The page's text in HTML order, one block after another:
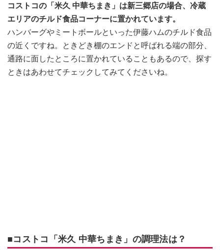
コストコの「米久 中華ちまき」は新三郷店の場合、冷蔵
エリアのチルド食品コーナーに置かれています。
ハンバーグやミートボールといった伊藤ハムのチルド食品
の近くですね。ときどき棚のエンドと呼ばれる端の部分、
通路に面したところに置かれていることもあるので、探す
ときはあわせてチェックしてみてくださいね。
■コストコ「米久 中華ちまき」の調理法は？